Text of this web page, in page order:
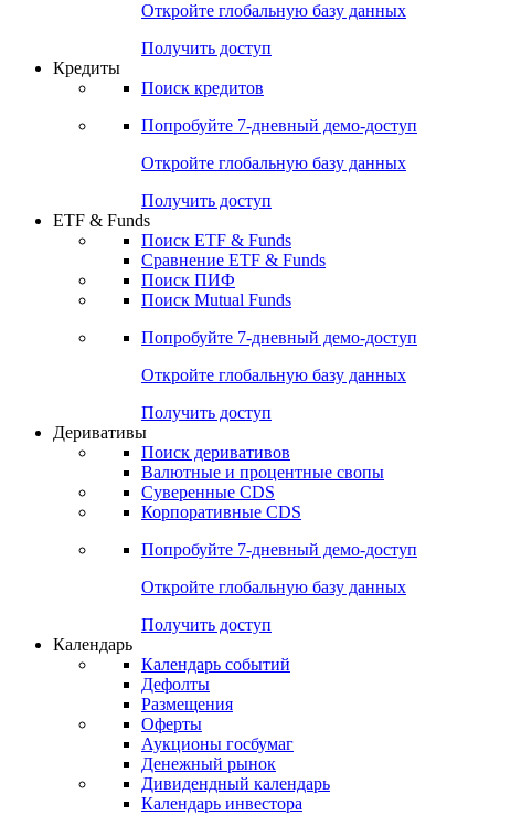
Откройте глобальную базу данных
Получить доступ
Кредиты
Поиск кредитов
Попробуйте 7-дневный демо-доступ
Откройте глобальную базу данных
Получить доступ
ETF & Funds
Поиск ETF & Funds
Сравнение ETF & Funds
Поиск ПИФ
Поиск Mutual Funds
Попробуйте 7-дневный демо-доступ
Откройте глобальную базу данных
Получить доступ
Деривативы
Поиск деривативов
Валютные и процентные свопы
Суверенные CDS
Корпоративные CDS
Попробуйте 7-дневный демо-доступ
Откройте глобальную базу данных
Получить доступ
Календарь
Календарь событий
Дефолты
Размещения
Оферты
Аукционы госбумаг
Денежный рынок
Дивидендный календарь
Календарь инвестора